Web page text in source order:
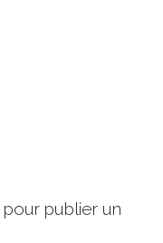
pour publier un